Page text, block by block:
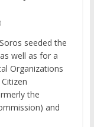
seeded the
well as for a
Organizations
the
and